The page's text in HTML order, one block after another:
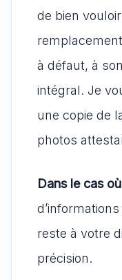
de bien
à défaut, à
intégral. Je
une copie de
photos
Dans le cas où
reste à votre
précision.